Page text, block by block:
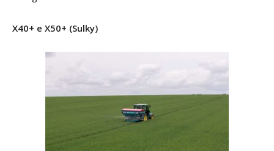
X40+ e X50+ (Sulky)